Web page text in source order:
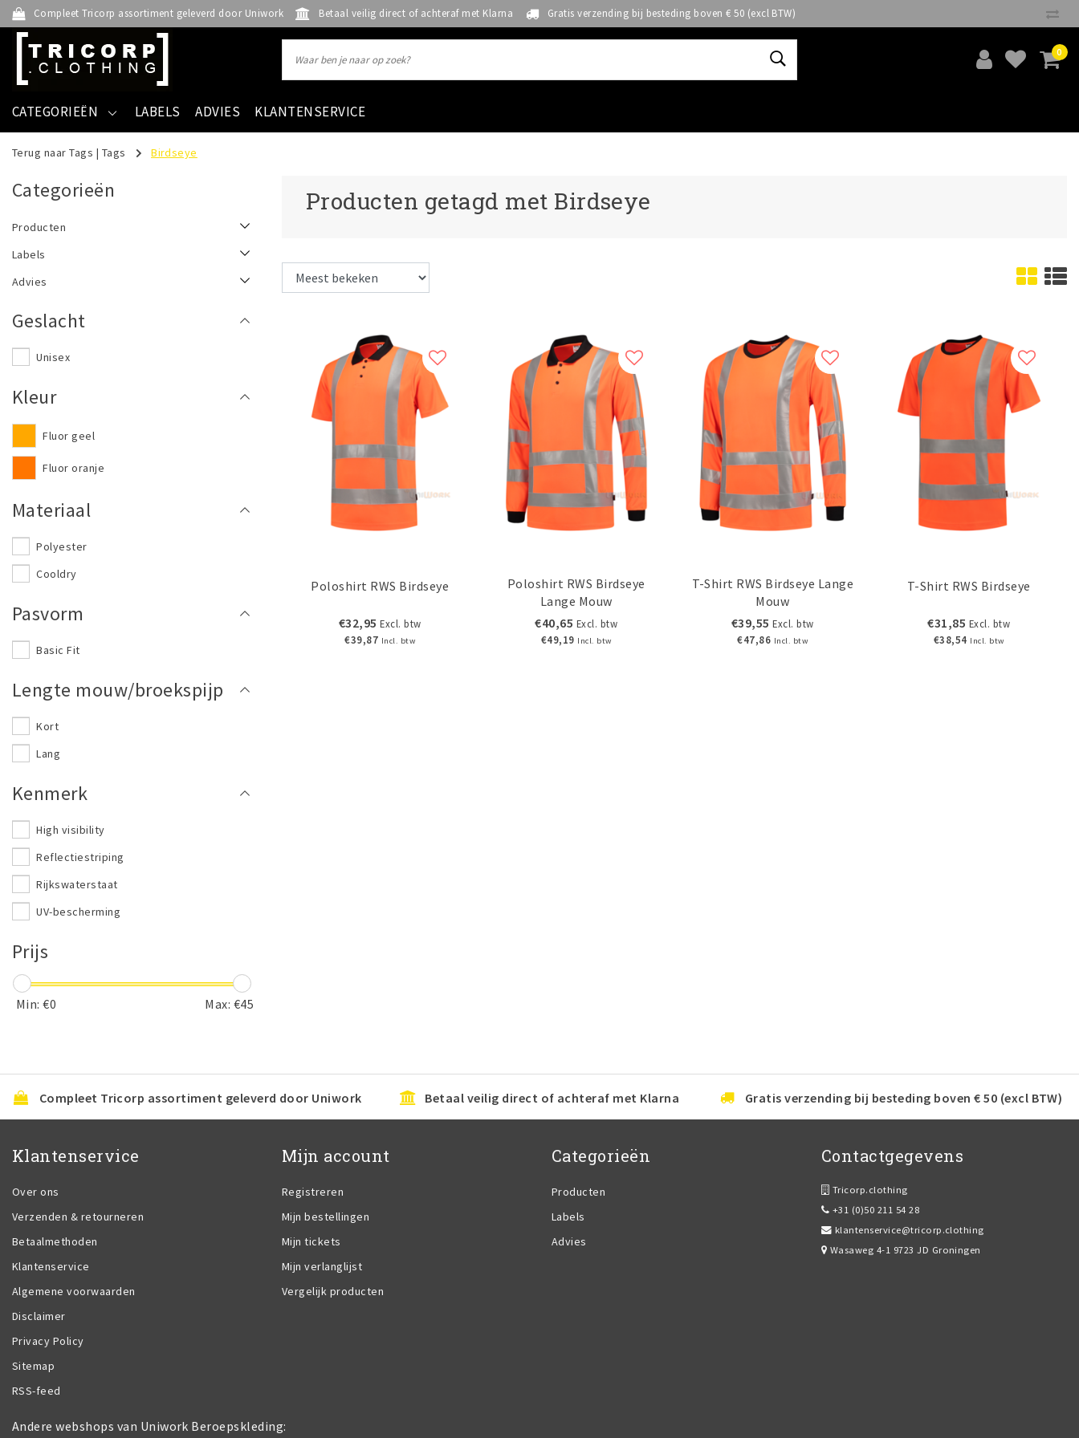
Compleet Tricorp assortiment geleverd door Uniwork Betaal veilig direct of achteraf met Klarna Gratis verzending bij besteding boven € 50 (excl BTW)
0
CATEGORIEËN LABELS ADVIES KLANTENSERVICE
Terug naar Tags | Tags Birdseye
Categorieën
Producten
Labels
Advies
Geslacht
Unisex
Kleur
Fluor geel
Fluor oranje
Materiaal
Polyester
Cooldry
Pasvorm
Basic Fit
Lengte mouw/broekspijp
Kort
Lang
Kenmerk
High visibility
Reflectiestriping
Rijkswaterstaat
UV-bescherming
Prijs
Min: €0 Max: €45
Producten getagd met Birdseye
Poloshirt RWS Birdseye
€32,95 Excl. btw
€39,87 Incl. btw
Poloshirt RWS Birdseye
Lange Mouw
€40,65 Excl. btw
€49,19 Incl. btw
T-Shirt RWS Birdseye Lange
Mouw
€39,55 Excl. btw
€47,86 Incl. btw
T-Shirt RWS Birdseye
€31,85 Excl. btw
€38,54 Incl. btw
Compleet Tricorp assortiment geleverd door Uniwork Betaal veilig direct of achteraf met Klarna Gratis verzending bij besteding boven € 50 (excl BTW)
Klantenservice
Over ons
Verzenden & retourneren
Betaalmethoden
Klantenservice
Algemene voorwaarden
Disclaimer
Privacy Policy
Sitemap
RSS-feed
Mijn account
Registreren
Mijn bestellingen
Mijn tickets
Mijn verlanglijst
Vergelijk producten
Categorieën
Producten
Labels
Advies
Contactgegevens
Tricorp.clothing
+31 (0)50 211 54 28
klantenservice@tricorp.clothing
Wasaweg 4-1 9723 JD Groningen
Andere webshops van Uniwork Beroepskleding: